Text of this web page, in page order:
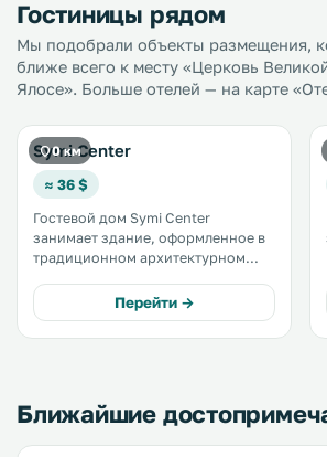
Гостиницы рядом
Мы подобрали объекты размещения,
ближе всего к месту «Церковь
Ялосе». Больше отелей — на карте
0 км
Symi Center
≈ 36 $
Гостевой дом Symi Center
занимает здание, оформленное в
традиционном архитектурном
острова Сими. Гостям
предлагается размещение в
номерах с кондиционером,
Перейти →
Ближайшие